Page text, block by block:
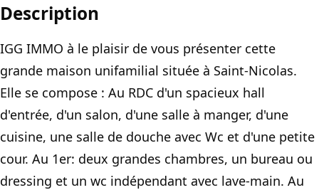
Description
IGG IMMO à le plaisir de vous présenter cette
grande maison unifamilial située à Saint-Nicolas.
Elle se compose : Au RDC d'un spacieux hall
d'entrée, d'un salon, d'une salle à manger, d'une
cuisine, une salle de douche avec Wc et d'une petite
cour. Au 1er: deux grandes chambres, un bureau ou
dressing et un wc indépendant avec lave-main. Au